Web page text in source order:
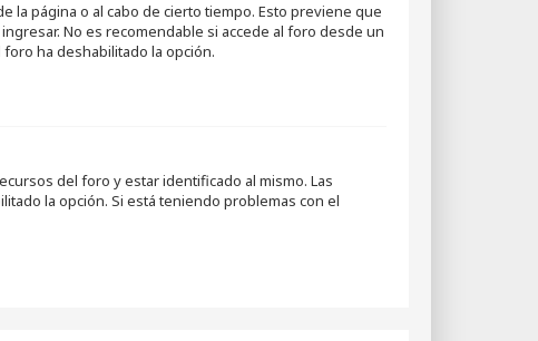
la página o al cabo de cierto tiempo. Esto previene que
No es recomendable si accede al foro desde un
foro ha deshabilitado la opción.
del foro y estar identificado al mismo. Las
la opción. Si está teniendo problemas con el